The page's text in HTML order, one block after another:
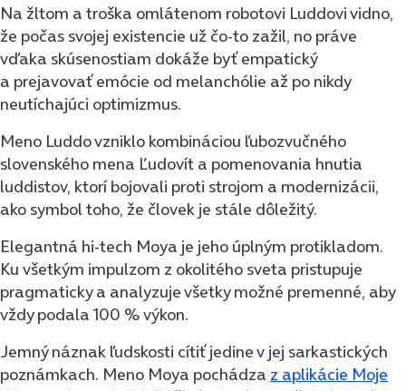
Na žltom a troška omlátenom robotovi Luddovi vidno,
že počas svojej existencie už čo-to zažil, no práve
vďaka skúsenostiam dokáže byť empatický
a prejavovať emócie od melanchólie až po nikdy
neutíchajúci optimizmus.
Meno Luddo vzniklo kombináciou ľubozvučného
slovenského mena Ľudovít a pomenovania hnutia
luddistov, ktorí bojovali proti strojom a modernizácii,
ako symbol toho, že človek je stále dôležitý.
Elegantná hi-tech Moya je jeho úplným protikladom.
Ku všetkým impulzom z okolitého sveta pristupuje
pragmaticky a analyzuje všetky možné premenné, aby
vždy podala 100 % výkon.
Jemný náznak ľudskosti cítiť jedine v jej sarkastických
poznámkach. Meno Moya pochádza z aplikácie Moje